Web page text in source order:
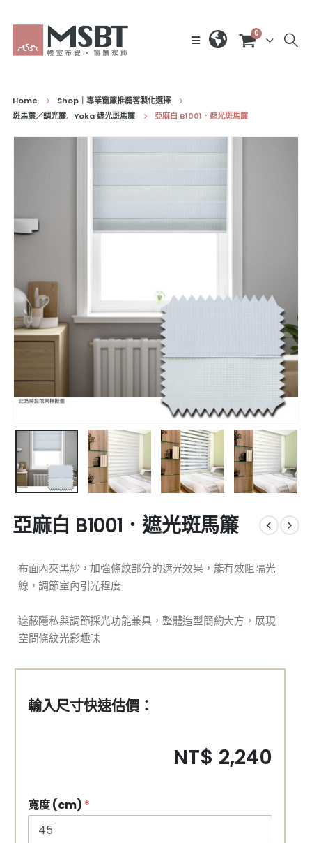
0
Home
Shop｜專業窗簾推薦客製化選擇
斑馬簾／調光簾, Yoka 遮光斑馬簾 亞麻白 B1001．遮光斑馬簾
亞麻白 B1001．遮光斑馬簾
布面內夾黑紗，加強條紋部分的遮光效果，能有效阻隔光
線，調節室內引光程度
遮蔽隱私與調節採光功能兼具，整體造型簡約大方，展現
空間條紋光影趣味
輸入尺寸快速估價：
NT$ 2,240
寬度 (cm) *